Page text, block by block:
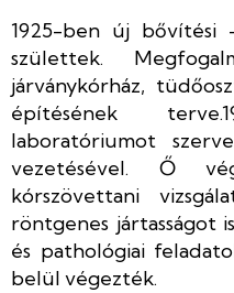
1925-ben új bővítési
születtek.
járványkórház,
építésének
laboratóriumot
vezetésével. Ő
kórszövettani
röntgenes jártasságot
és pathológiai
belül végezték.